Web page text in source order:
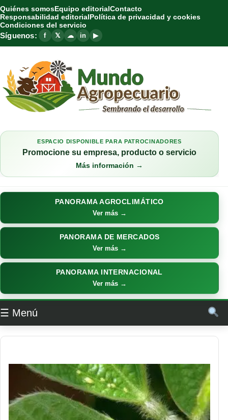
Quiénes somosEquipo editorialContacto
Responsabilidad editorialPolítica de privacidad y cookies
Condiciones del servicio
Síguenos: f 𝕏 ☁ in ▶
ESPACIO DISPONIBLE PARA PATROCINADORES
Promocione su empresa, producto o servicio
Más información →
PANORAMA AGROCLIMÁTICO
Ver más →
PANORAMA DE MERCADOS
Ver más →
PANORAMA INTERNACIONAL
Ver más →
☰ Menú